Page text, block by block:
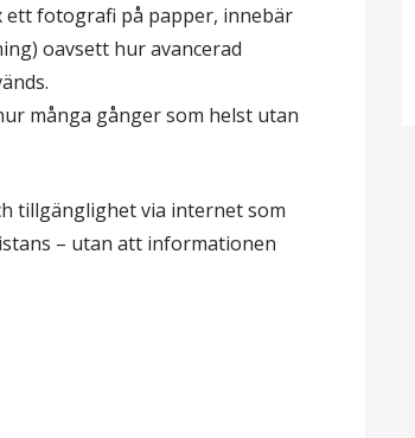
ett fotografi på papper, innebär
oavsett hur avancerad
många gånger som helst utan
tillgänglighet via internet som
– utan att informationen